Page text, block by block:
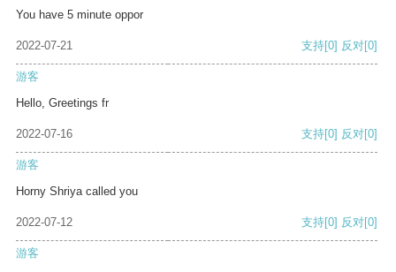
You have 5 minute oppor
2022-07-21 支持[0] 反对[0]
游客
Hello, Greetings fr
2022-07-16 支持[0] 反对[0]
游客
Horny Shriya called you
2022-07-12 支持[0] 反对[0]
游客